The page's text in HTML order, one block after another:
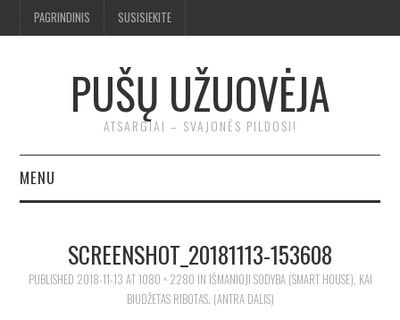
PAGRINDINIS SUSISIEKITE
PUŠŲ UŽUOVĖJA
ATSARGIAI – SVAJONĖS PILDOSI!
MENU
TROBASCREENSHOT_20181113-153608
PUBLISHED 2018-11-13 AT1080 × 2280 IN IŠMANIOJI SODYBA (SMART HOUSE), KAI
BIUDŽETAS RIBOTAS. (ANTRA DALIS)